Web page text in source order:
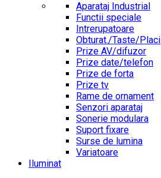
Aparataj Industrial
Functii speciale
Intrerupatoare
Obturat./Taste/Placi
Prize AV/difuzor
Prize date/telefon
Prize de forta
Prize tv
Rame de ornament
Senzori aparataj
Sonerie modulara
Suport fixare
Surse de lumina
Variatoare
Iluminat